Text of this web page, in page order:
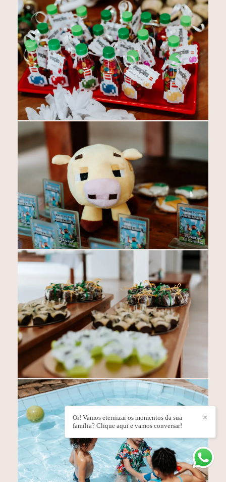
✕
Oi! Vamos eternizar os momentos da sua
família? Clique aqui e vamos conversar!